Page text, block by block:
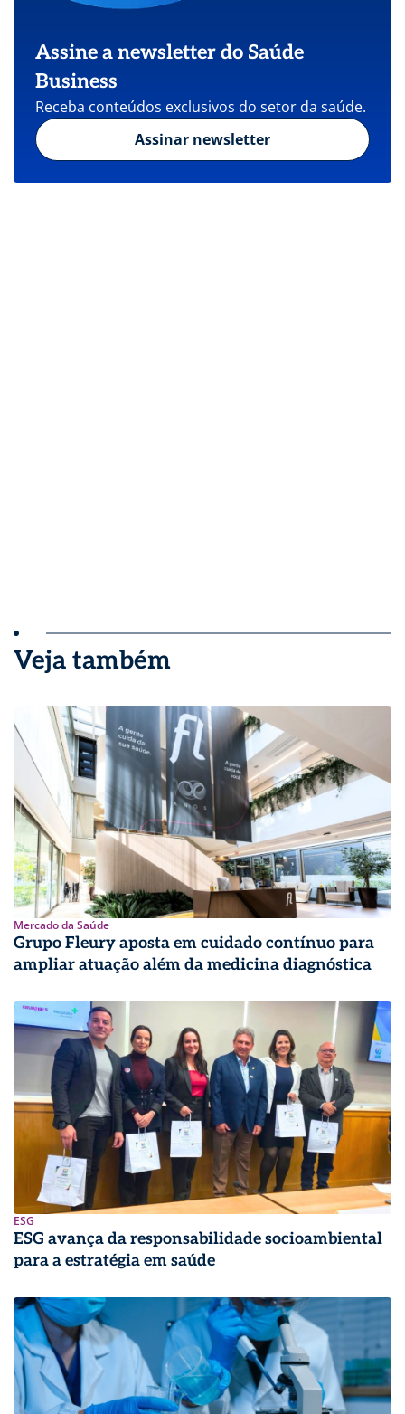
Assine a newsletter do Saúde
Business
Receba conteúdos exclusivos do setor da saúde.
Assinar newsletter
Veja também
Mercado da Saúde
Grupo Fleury aposta em cuidado contínuo para
ampliar atuação além da medicina diagnóstica
ESG
ESG avança da responsabilidade socioambiental
para a estratégia em saúde